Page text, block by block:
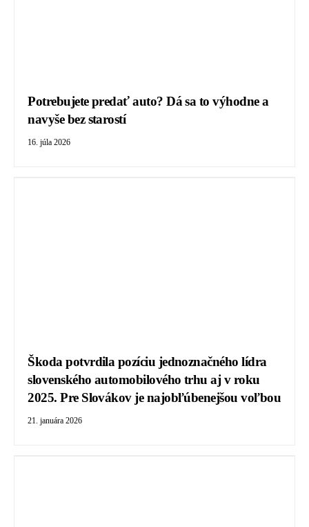
Potrebujete predať auto? Dá sa to výhodne a
navyše bez starostí
16. júla 2026
Škoda potvrdila pozíciu jednoznačného lídra
slovenského automobilového trhu aj v roku
2025. Pre Slovákov je najobľúbenejšou voľbou
21. januára 2026